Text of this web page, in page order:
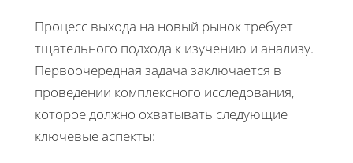
Процесс выхода на новый рынок требует
тщательного подхода к изучению и анализу.
Первоочередная задача заключается в
проведении комплексного исследования,
которое должно охватывать следующие
ключевые аспекты: